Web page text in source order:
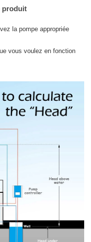
produit
la pompe appropriée
vous voulez en fonction